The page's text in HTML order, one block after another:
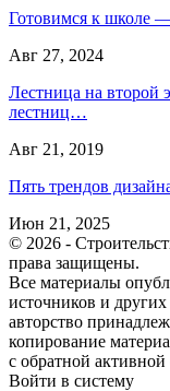
Готовимся к школе
Авг 27, 2024
Лестница на второй
лестниц…
Авг 21, 2019
Пять трендов
Июн 21, 2025
© 2026 -
права защищены.
Все материалы
источников и других
авторство
копирование
с обратной
Войти в систему